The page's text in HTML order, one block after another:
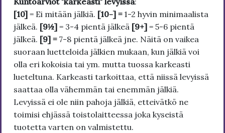
[10] = Ei mitään jälkiä. [10-] = 1-2 hyvin minimaalista
jälkeä. [9½] = 3-4 pientä jälkeä [9+] = 5-6 pientä
jälkeä. [9] = 7-8 pientä jälkeä jne. Näitä on vaikea
suoraan luetteloida jälkien mukaan, kun jälkiä voi
olla eri kokoisia tai ym. mutta tuossa karkeasti
lueteltuna. Karkeasti tarkoittaa, että niissä levyissä
saattaa olla vähemmän tai enemmän jälkiä.
Levyissä ei ole niin pahoja jälkiä, etteivätkö ne
toimisi ehjässä toistolaitteessa joka kyseistä
tuotetta varten on valmistettu.